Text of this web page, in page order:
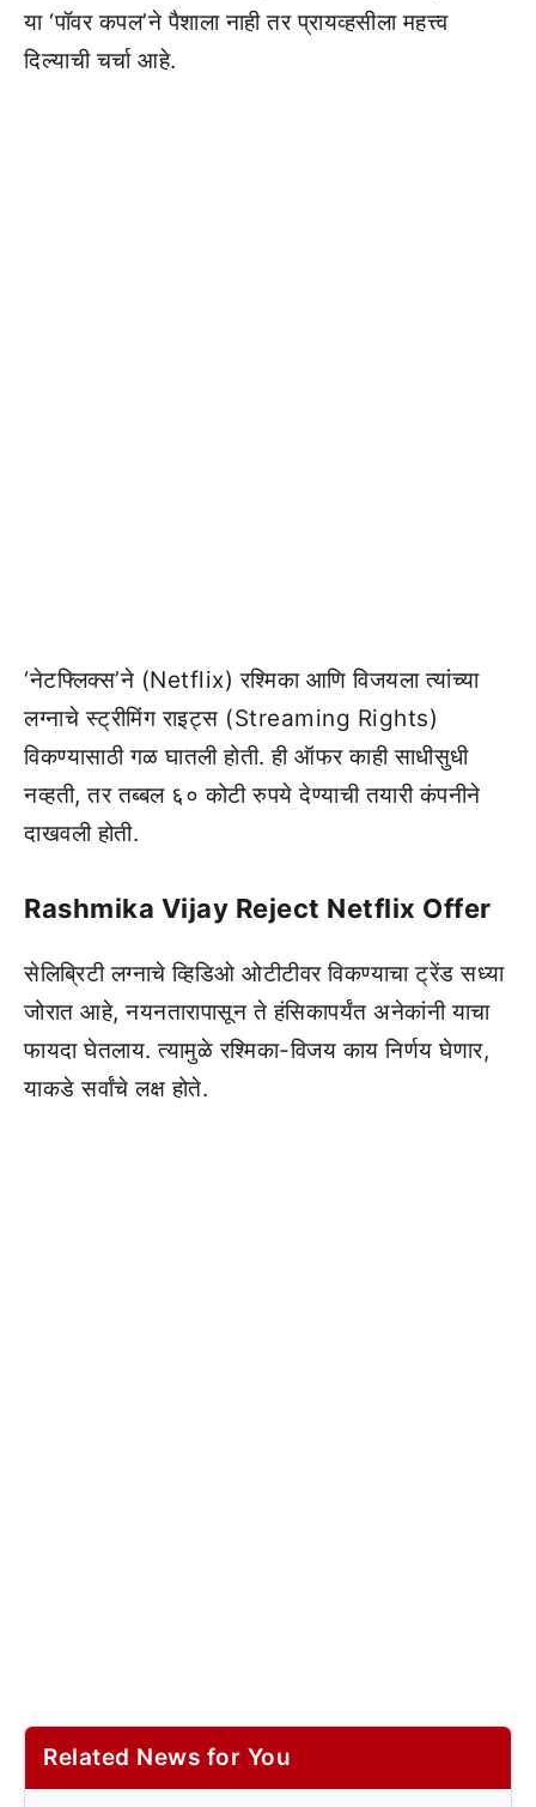
या ‘पॉवर कपल’ने पैशाला नाही तर प्रायव्हसीला महत्त्व
दिल्याची चर्चा आहे.
‘नेटफ्लिक्स’ने (Netflix) रश्मिका आणि विजयला त्यांच्या
लग्नाचे स्ट्रीमिंग राइट्स (Streaming Rights)
विकण्यासाठी गळ घातली होती. ही ऑफर काही साधीसुधी
नव्हती, तर तब्बल ६० कोटी रुपये देण्याची तयारी कंपनीने
दाखवली होती.
Rashmika Vijay Reject Netflix Offer
सेलिब्रिटी लग्नाचे व्हिडिओ ओटीटीवर विकण्याचा ट्रेंड सध्या
जोरात आहे, नयनतारापासून ते हंसिकापर्यंत अनेकांनी याचा
फायदा घेतलाय. त्यामुळे रश्मिका-विजय काय निर्णय घेणार,
याकडे सर्वांचे लक्ष होते.
Related News for You